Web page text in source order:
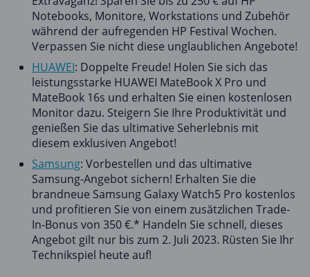
Notebooks, Monitore, Workstations und Zubehör
während der aufregenden HP Festival Wochen.
Verpassen Sie nicht diese unglaublichen Angebote!
HUAWEI: Doppelte Freude! Holen Sie sich das
leistungsstarke HUAWEI MateBook X Pro und
MateBook 16s und erhalten Sie einen kostenlosen
Monitor dazu. Steigern Sie Ihre Produktivität und
genießen Sie das ultimative Seherlebnis mit
diesem exklusiven Angebot!
Samsung: Vorbestellen und das ultimative
Samsung-Angebot sichern! Erhalten Sie die
brandneue Samsung Galaxy Watch5 Pro kostenlos
und profitieren Sie von einem zusätzlichen Trade-
In-Bonus von 350 €.* Handeln Sie schnell, dieses
Angebot gilt nur bis zum 2. Juli 2023. Rüsten Sie Ihr
Technikspiel heute auf!